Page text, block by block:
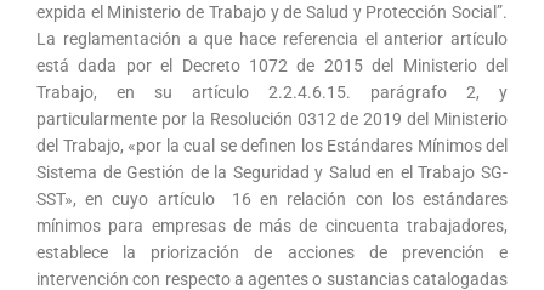
expida el Ministerio de Trabajo y de Salud y Protección Social”.
La reglamentación a que hace referencia el anterior artículo
está dada por el Decreto 1072 de 2015 del Ministerio del
Trabajo, en su artículo 2.2.4.6.15. parágrafo 2, y
particularmente por la Resolución 0312 de 2019 del Ministerio
del Trabajo, «por la cual se definen los Estándares Mínimos del
Sistema de Gestión de la Seguridad y Salud en el Trabajo SG-
SST», en cuyo artículo 16 en relación con los estándares
mínimos para empresas de más de cincuenta trabajadores,
establece la priorización de acciones de prevención e
intervención con respecto a agentes o sustancias catalogadas